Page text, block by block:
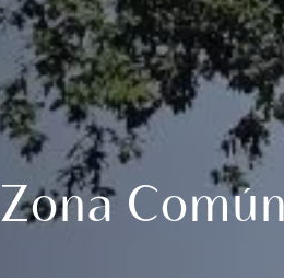
Zona Común